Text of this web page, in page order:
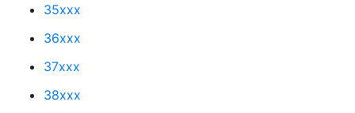
35xxx
36xxx
37xxx
38xxx